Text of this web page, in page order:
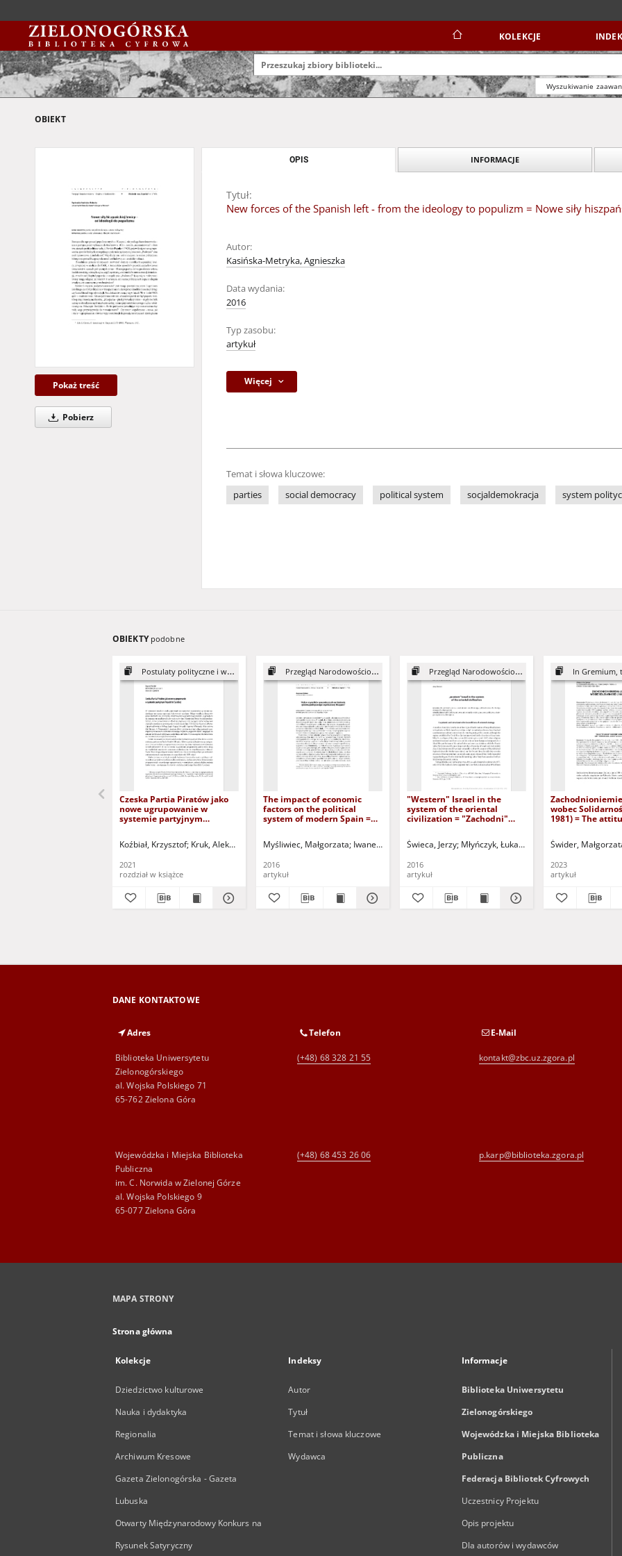
KOLEKCJE
Wyszukiwanie
OBIEKT
Pokaż treść
Pobierz
OPIS INFORMACJE
Tytuł:
New forces of the Spanish left - from the ideology to populizm = Nowe siły
Autor:
Kasińska-Metryka, Agnieszka
Data wydania:
2016
Typ zasobu:
artykuł
Więcej
Temat i słowa kluczowe:
parties
social democracy political system socjaldemokracja system
OBIEKTY podobne
Postulaty polityczne i wyborcze...
Czeska Partia Piratów jako
nowe ugrupowanie w
systemie partyjnym
political party in the party
Republic
Koźbiał, Krzysztof Kruk, Aleksandra (1980- ) - red.
2021
rozdział w książce
Przegląd Narodowościowy, 5
The impact of economic
factors on the political
system of modern Spain =
systemu politycznego
Myśliwiec, Małgorzata Iwanek, Jan - red. Tarnawski, Eduard - red.
2016
artykuł
Przegląd Narodowościowy, 6
"Western" Israel in the
system of the oriental
civilization = "Zachodni"
cywilizacji
Świeca, Jerzy Młyńczyk, Łukasz red.
2016
artykuł
In Gremium,
wobec
1981) = The
Solidarity (1980-
Świder,
2023
artykuł
DANE KONTAKTOWE
Adres
Biblioteka Uniwersytetu
Zielonogórskiego
al. Wojska Polskiego 71
65-762 Zielona Góra
Telefon
(+48) 68 328 21 55
E-Mail
kontakt@zbc.uz.zgora.pl
Wojewódzka i Miejska Biblioteka
Publiczna
im. C. Norwida w Zielonej Górze
al. Wojska Polskiego 9
65-077 Zielona Góra
(+48) 68 453 26 06 p.karp@biblioteka.zgora.pl
MAPA STRONY
Strona główna
Kolekcje
Dziedzictwo kulturowe
Nauka i dydaktyka
Regionalia
Archiwum Kresowe
Gazeta Zielonogórska - Gazeta
Lubuska
Otwarty Międzynarodowy Konkurs na
Rysunek Satyryczny
Indeksy
Autor
Tytuł
Temat i słowa kluczowe
Wydawca
Informacje
Biblioteka Uniwersytetu
Zielonogórskiego
Wojewódzka i Miejska Biblioteka
Publiczna
Federacja Bibliotek Cyfrowych
Uczestnicy Projektu
Opis projektu
Dla autorów i wydawców